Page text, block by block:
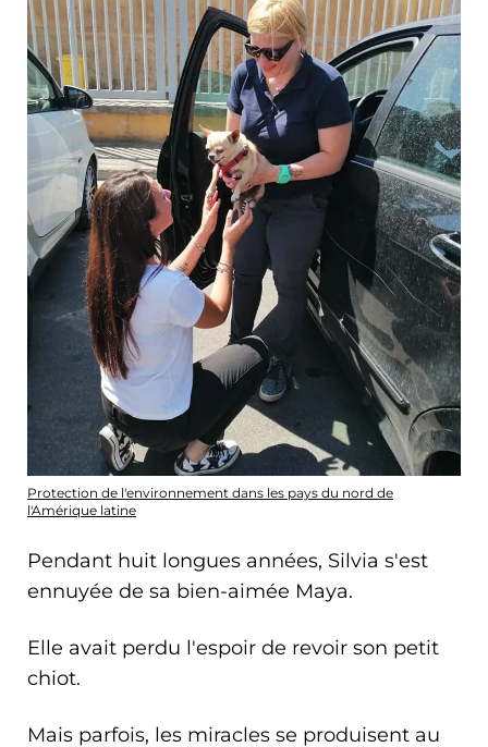
Protection de l'environnement dans les pays du nord de
l'Amérique latine
Pendant huit longues années, Silvia s'est
ennuyée de sa bien-aimée Maya.
Elle avait perdu l'espoir de revoir son petit
chiot.
Mais parfois, les miracles se produisent au